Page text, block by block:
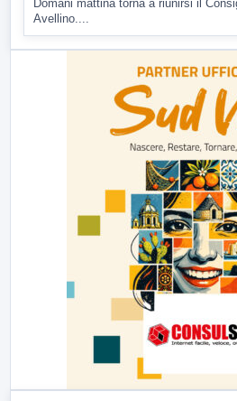
Domani mattina torna a riunirsi il
Avellino....